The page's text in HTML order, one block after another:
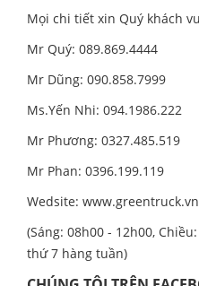
Mọi chi tiết xin Quý khách
Mr Quý: 089.869.4444
Mr Dũng: 090.858.7999
Ms.Yến Nhi: 094.1986.222
Mr Phương: 0327.485.519
Mr Phan: 0396.199.119
Wedsite: www.greentruck.vn
(Sáng: 08h00 - 12h00,
thứ 7 hàng tuần)